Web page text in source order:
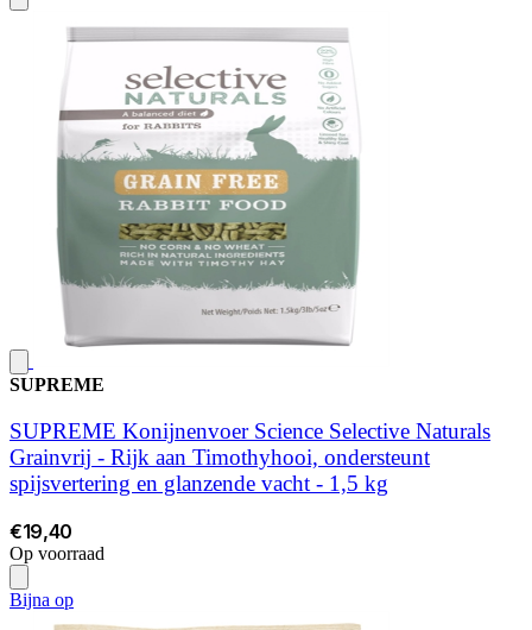
SUPREME
SUPREME Konijnenvoer Science Selective Naturals
Grainvrij - Rijk aan Timothyhooi, ondersteunt
spijsvertering en glanzende vacht - 1,5 kg
€19,40
Op voorraad
Bijna op